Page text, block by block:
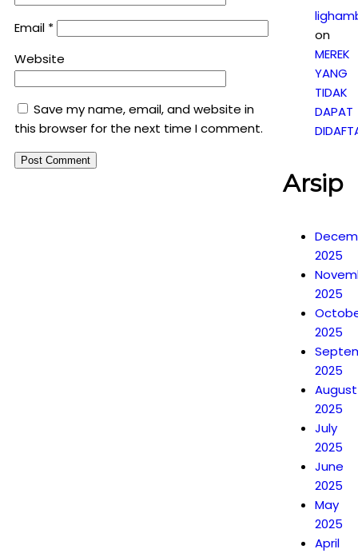
Email *
Website
Save my name, email, and website in
this browser for the next time I comment.
on
MEREK
YANG
TIDAK
DAPAT
Arsip
2025
2025
2025
2025
August
2025
July
2025
June
2025
May
2025
April